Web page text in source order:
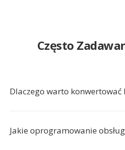
Często
Dlaczego warto konwertować
Jakie oprogramowanie